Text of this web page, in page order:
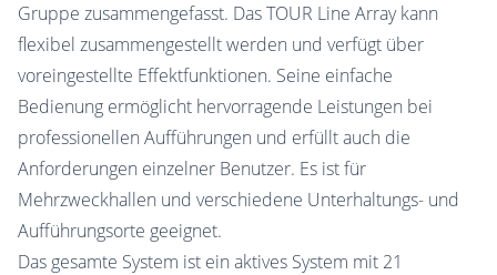
Gruppe zusammengefasst. Das TOUR Line Array kann
flexibel zusammengestellt werden und verfügt über
voreingestellte Effektfunktionen. Seine einfache
Bedienung ermöglicht hervorragende Leistungen bei
professionellen Aufführungen und erfüllt auch die
Anforderungen einzelner Benutzer. Es ist für
Mehrzweckhallen und verschiedene Unterhaltungs- und
Aufführungsorte geeignet.
Das gesamte System ist ein aktives System mit 21